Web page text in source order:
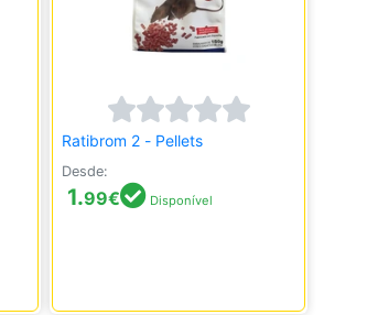
Ratibrom 2 - Pellets
Desde:
1.99€ Disponível